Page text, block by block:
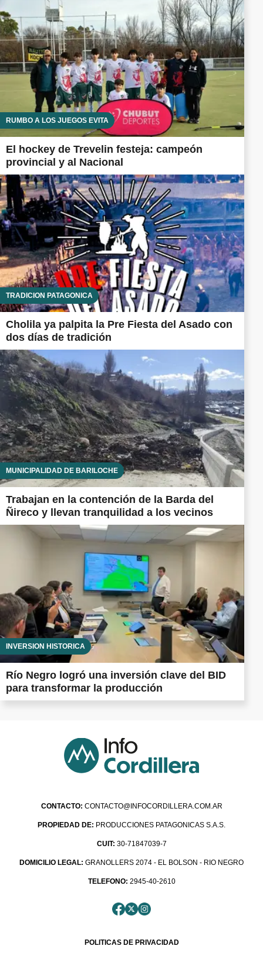
RUMBO A LOS JUEGOS EVITA
El hockey de Trevelin festeja: campeón
provincial y al Nacional
TRADICIÓN PATAGÓNICA
Cholila ya palpita la Pre Fiesta del Asado con
dos días de tradición
MUNICIPALIDAD DE BARILOCHE
Trabajan en la contención de la Barda del
Ñireco y llevan tranquilidad a los vecinos
INVERSIÓN HISTÓRICA
Río Negro logró una inversión clave del BID
para transformar la producción
CONTACTO: CONTACTO@INFOCORDILLERA.COM.AR
PROPIEDAD DE: PRODUCCIONES PATAGONICAS S.A.S.
CUIT: 30-71847039-7
DOMICILIO LEGAL: GRANOLLERS 2074 - EL BOLSON - RIO NEGRO
TELEFONO: 2945-40-2610
POLITICAS DE PRIVACIDAD